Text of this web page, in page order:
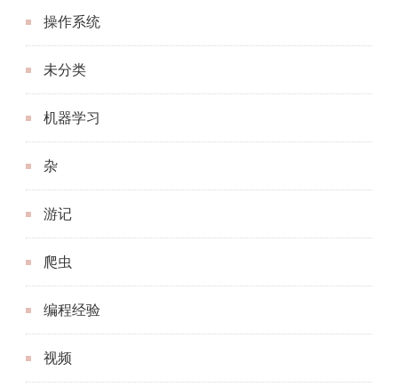
操作系统
未分类
机器学习
杂
游记
爬虫
编程经验
视频